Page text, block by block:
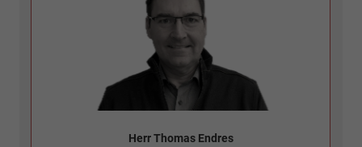
Herr Thomas Endres